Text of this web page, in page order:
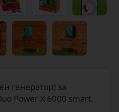
генератор) за
Power X 6000 smart,